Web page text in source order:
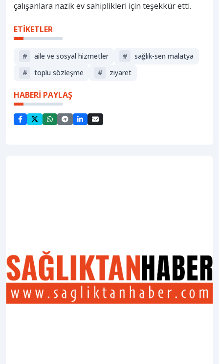
çalışanlara nazik ev sahiplikleri için teşekkür etti.
ETİKETLER
# aile ve sosyal hizmetler #
sağlık-sen malatya
#
toplu sözleşme # ziyaret
HABERİ PAYLAŞ